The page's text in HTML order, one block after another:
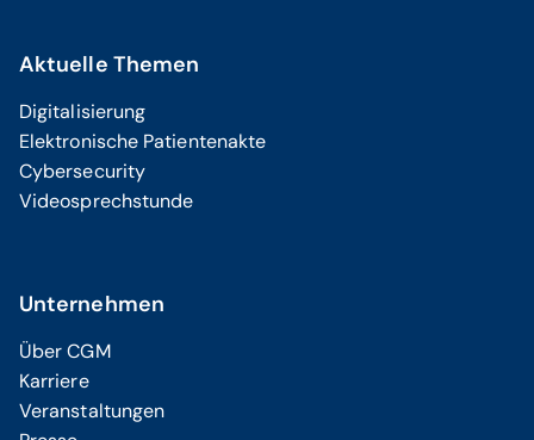
Aktuelle Themen
Digitalisierung
Elektronische Patientenakte
Cybersecurity
Videosprechstunde
Unternehmen
Über CGM
Karriere
Veranstaltungen